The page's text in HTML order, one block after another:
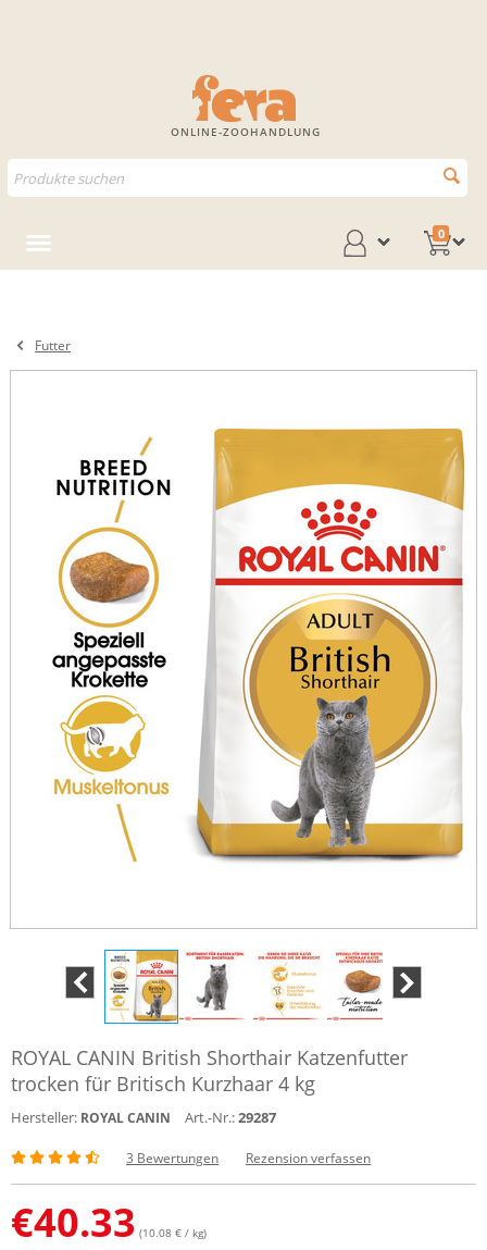
ONLINE-ZOOHANDLUNG
0
Futter
ROYAL CANIN British Shorthair Katzenfutter
trocken für Britisch Kurzhaar 4 kg
Hersteller: ROYAL CANIN Art.-Nr.:29287
3 Bewertungen Rezension verfassen
€40.33 (10.08 € / kg)